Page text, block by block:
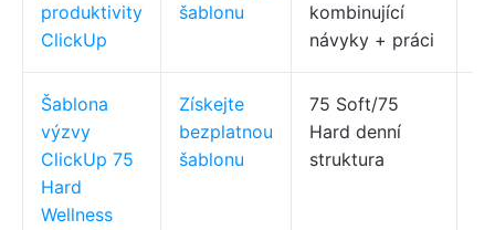
produktivity
ClickUp
šablonu
kombinující
návyky + práci
Šablona
výzvy
ClickUp 75
Hard
Wellness
Získejte
bezplatnou
šablonu
75 Soft/75
Hard denní
struktura